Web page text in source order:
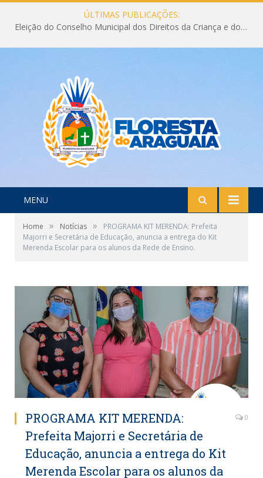
ÚLTIMAS PUBLICAÇÕES:
Eleição do Conselho Municipal dos Direitos da Criança e do Adolescente CMDCA 2026
MENU
Home » Notícias »
PROGRAMA KIT MERENDA: Prefeita
Majorri e Secretária de Educação, anuncia a entrega do Kit
Merenda Escolar para os alunos da Rede de Ensino.
PROGRAMA KIT MERENDA:
Prefeita Majorri e Secretária de
Educação, anuncia a entrega do Kit
Merenda Escolar para os alunos da
0